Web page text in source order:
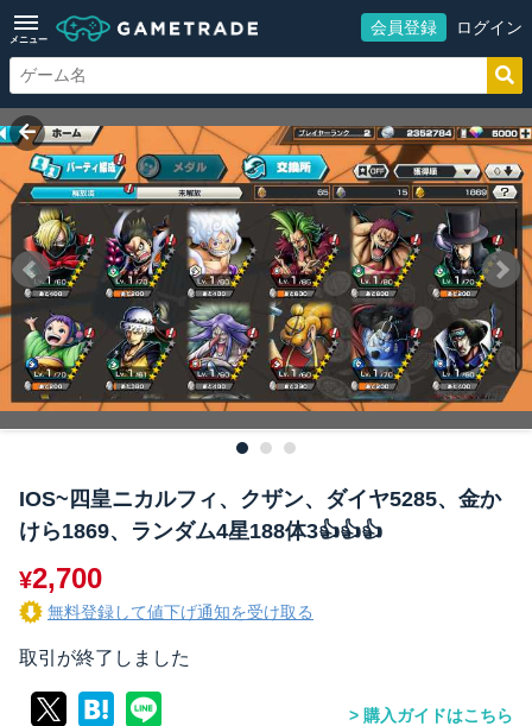
メニュー
会員登録 ログイン
IOS~四皇ニカルフィ、クザン、ダイヤ5285、金か
けら1869、ランダム4星188体3👍👍👍
¥2,700
無料登録して値下げ通知を受け取る
取引が終了しました
購入ガイドはこちら